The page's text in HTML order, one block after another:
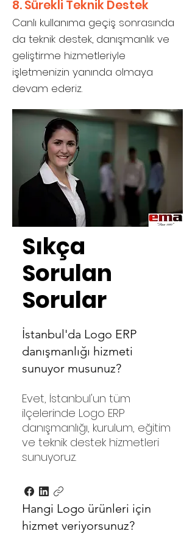
8. Sürekli Teknik Destek
Canlı kullanıma geçiş sonrasında
da teknik destek, danışmanlık ve
geliştirme hizmetleriyle
işletmenizin yanında olmaya
devam ederiz.
Sıkça
Sorulan
Sorular
İstanbul'da Logo ERP
danışmanlığı hizmeti
sunuyor musunuz?
Evet, İstanbul'un tüm
ilçelerinde Logo ERP
danışmanlığı, kurulum, eğitim
ve teknik destek hizmetleri
sunuyoruz.
Hangi Logo ürünleri için
hizmet veriyorsunuz?